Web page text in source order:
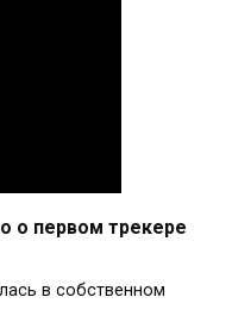
о первом трекере
в собственном